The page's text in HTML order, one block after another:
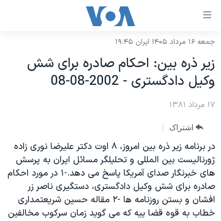
لینکهای
دسترسی
جهش
محتوای
اصلی
جهش
اصلی
جهش
به
جستجو
نسخه سبک وب‌سایت
موضوع ها
ایران
آمریکا
جهان
ورزشی
گزیده‌ها
ویژه برنامه‌ها
ویدیوها
برنامه های تلویزیونی
جدول برنامه ها
صفحه‌های ویژه
جام جهانی ۲۰۲۶
عملیات خشم حماسی
۲۵۰سالگی آمریکا
بایگانی برنامه‌های تلویزیونی
فرکانس‌های صدای آمریکا
پخش رادیویی
یادگیری زبان انگلیسی
جمعه ۱۶ مرداد ۱۴۰۵ ایران ۱۹:۴۵
زير ذره بين: احکام صادره برای شش
وکيل دادگستری - 2002-08-08
۱۷ مرداد ۱۳۸۱
اشتراک
در برنامه زير ذره بين امروز، ۸ اوت دکتر عليرضا نوری زاده
ژورناليست بين المللی و تحليلگر مسائل ايران به پرسش
های خبرنگار صدای آمريکا پاسخ می دهد.-۱ در مورد احکام
صادره برای شش وکيل دادگستری، دستگيری ناصر زر
افشان و بستن روزنامه ها -۲ مقاله حسين شريعتمداری
خطاب به قوه قضا ييه که می گويد زمان سرکوب مخالفين